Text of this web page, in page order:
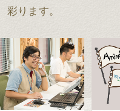
ります。